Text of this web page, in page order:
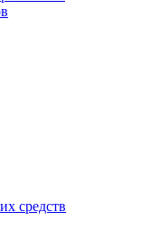
средств